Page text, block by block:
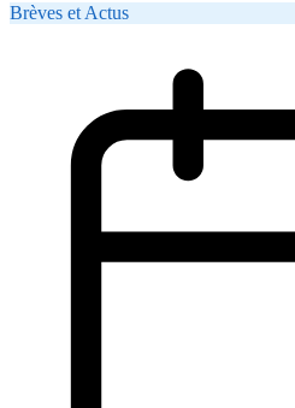
Brèves et Actus